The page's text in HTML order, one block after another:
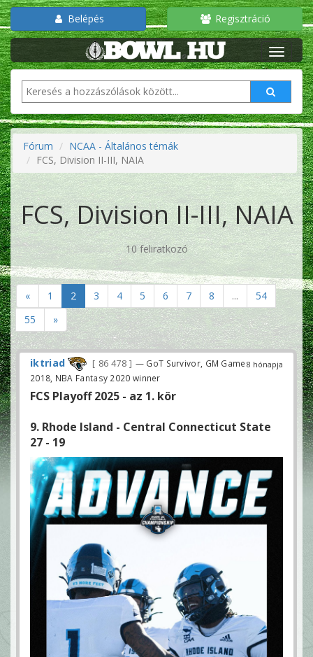
Belépés Regisztráció
Fórum
NCAA - Általános témák
FCS, Division II-III, NAIA
FCS, Division II-III, NAIA
10 feliratkozó
« 1 2 3 4 5 6 7 8 ...
54
55
»
8 hónapja
iktriad 86 478
— GoT Survivor, GM Game
2018, NBA Fantasy 2020 winner
FCS Playoff 2025 - az 1. kör
9. Rhode Island - Central Connecticut State
27 - 19